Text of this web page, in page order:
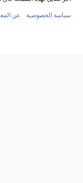
الخصوصية عن المعرفة